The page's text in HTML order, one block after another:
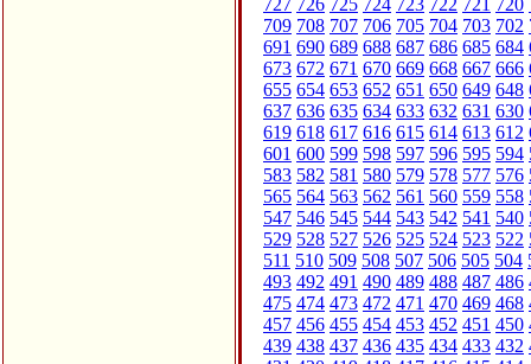
727 726 725 724 723 722 721 720
709 708 707 706 705 704 703 702
691 690 689 688 687 686 685 684
673 672 671 670 669 668 667 666
655 654 653 652 651 650 649 648
637 636 635 634 633 632 631 630
619 618 617 616 615 614 613 612
601 600 599 598 597 596 595 594
583 582 581 580 579 578 577 576
565 564 563 562 561 560 559 558
547 546 545 544 543 542 541 540
529 528 527 526 525 524 523 522
511 510 509 508 507 506 505 504
493 492 491 490 489 488 487 486
475 474 473 472 471 470 469 468
457 456 455 454 453 452 451 450
439 438 437 436 435 434 433 432